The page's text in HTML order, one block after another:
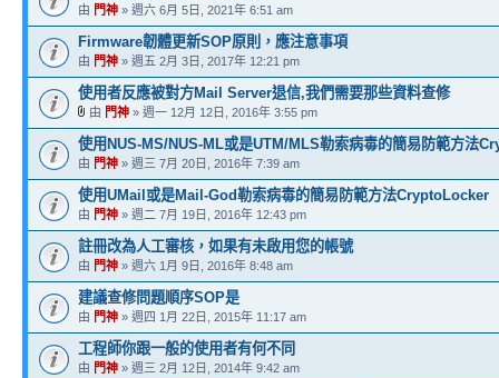
由 門神 » 週六 6月 5日, 2021年 6:51 am
Firmware韌體更新SOP原則，應注意事項
由 門神 » 週五 2月 3日, 2017年 12:21 pm
使用者反應被對方Mail Server退信,我們需要那些資料查修
由 門神 » 週一 12月 12日, 2016年 3:55 pm
使用NUS-MS/NUS-ML或是UTM/MLS勒索病毒的簡易防範方法
由 門神 » 週三 7月 20日, 2016年 7:39 am
使用UMail或是Mail-God勒索病毒的簡易防範方法CryptoLocker
由 門神 » 週二 7月 19日, 2016年 12:43 pm
註冊改為人工審核，如果有未啟用您的帳號
由 門神 » 週六 1月 9日, 2016年 8:48 am
建議查修問題順序SOP是
由 門神 » 週四 1月 22日, 2015年 11:17 am
工程師你跟一般的使用者有何不同
由 門神 » 週三 2月 12日, 2014年 9:42 am